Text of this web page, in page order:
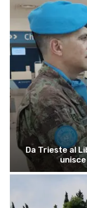
Da Trieste al